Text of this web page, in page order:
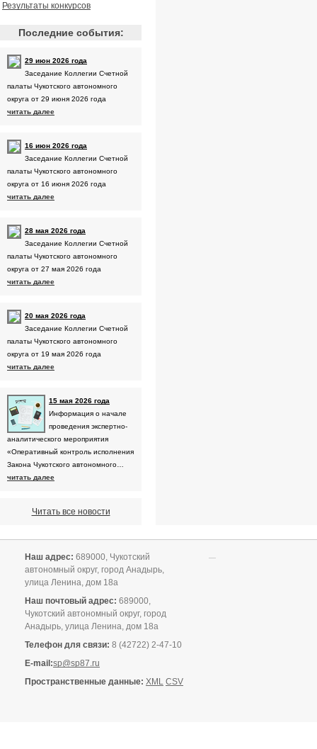
Результаты конкурсов
Последние события:
29 июн 2026 года
Заседание Коллегии Счетной
палаты Чукотского автономного
округа от 29 июня 2026 года
читать далее
16 июн 2026 года
Заседание Коллегии Счетной
палаты Чукотского автономного
округа от 16 июня 2026 года
читать далее
28 мая 2026 года
Заседание Коллегии Счетной
палаты Чукотского автономного
округа от 27 мая 2026 года
читать далее
20 мая 2026 года
Заседание Коллегии Счетной
палаты Чукотского автономного
округа от 19 мая 2026 года
читать далее
15 мая 2026 года
Информация о начале
проведения экспертно-
аналитического мероприятия
«Оперативный контроль исполнения
Закона Чукотского автономного…
читать далее
Читать все новости
Наш адрес: 689000, Чукотский
автономный округ, город Анадырь,
улица Ленина, дом 18а
Наш почтовый адрес: 689000,
Чукотский автономный округ, город
Анадырь, улица Ленина, дом 18а
Телефон для связи: 8 (42722) 2-47-10
E-mail:sp@sp87.ru
Пространственные данные: XML CSV